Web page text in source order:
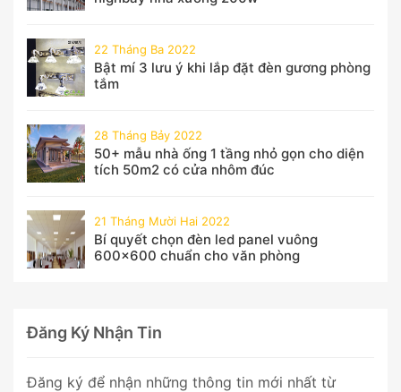
22 Tháng Ba 2022
Bật mí 3 lưu ý khi lắp đặt đèn gương phòng
tắm
28 Tháng Bảy 2022
50+ mẫu nhà ống 1 tầng nhỏ gọn cho diện
tích 50m2 có cửa nhôm đúc
21 Tháng Mười Hai 2022
Bí quyết chọn đèn led panel vuông
600x600 chuẩn cho văn phòng
Đăng Ký Nhận Tin
Đăng ký để nhận những thông tin mới nhất từ